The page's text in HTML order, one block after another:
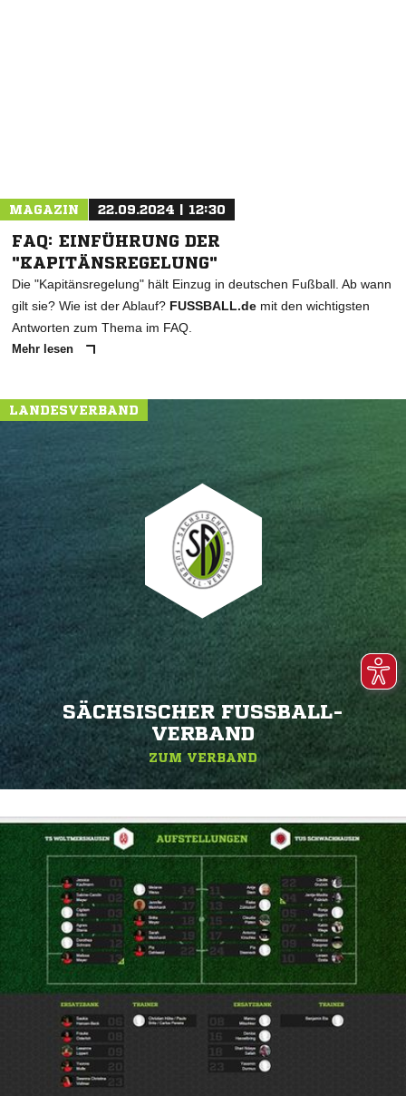
MAGAZIN 22.09.2024 | 12:30
FAQ: EINFÜHRUNG DER
"KAPITÄNSREGELUNG"
Die "Kapitänsregelung" hält Einzug in deutschen Fußball. Ab wann
gilt sie? Wie ist der Ablauf? FUSSBALL.de mit den wichtigsten
Antworten zum Thema im FAQ.
Mehr lesen
LANDESVERBAND
SÄCHSISCHER FUSSBALL-V
ERBAND
ZUM VERBAND